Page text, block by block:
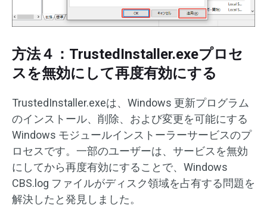
方法４：TrustedInstaller.exeプロセ
スを無効にして再度有効にする
TrustedInstaller.exeは、Windows 更新プログラム
のインストール、削除、および変更を可能にする
Windows モジュールインストーラーサービスのプ
ロセスです。一部のユーザーは、サービスを無効
にしてから再度有効にすることで、Windows
CBS.log ファイルがディスク領域を占有する問題を
解決したと発見しました。